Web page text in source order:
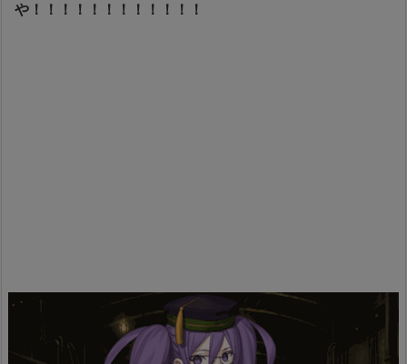
や！！！！！！！！！！！！